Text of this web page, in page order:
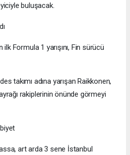
buluşacak.
Formula 1 yarışını, Fin sürücü
takımı adına yarışan Raikkonen,
rakiplerinin önünde görmeyi
art arda 3 sene İstanbul